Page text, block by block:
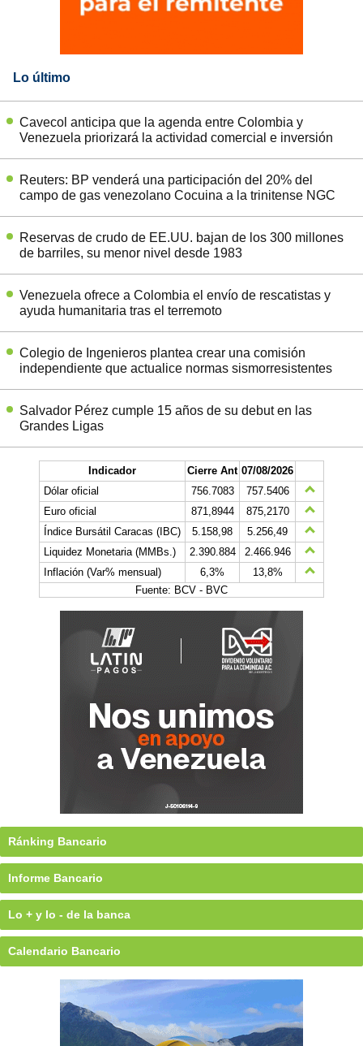
Lo último
Cavecol anticipa que la agenda entre Colombia y
Venezuela priorizará la actividad comercial e inversión
Reuters: BP venderá una participación del 20% del
campo de gas venezolano Cocuina a la trinitense NGC
Reservas de crudo de EE.UU. bajan de los 300 millones
de barriles, su menor nivel desde 1983
Venezuela ofrece a Colombia el envío de rescatistas y
ayuda humanitaria tras el terremoto
Colegio de Ingenieros plantea crear una comisión
independiente que actualice normas sismorresistentes
Salvador Pérez cumple 15 años de su debut en las
Grandes Ligas
Indicador Cierre Ant 07/08/2026
Dólar oficial
756.7083
757.5406
Euro oficial
871,8944
875,2170
Índice Bursátil Caracas (IBC)
5.158,98
5.256,49
Liquidez Monetaria (MMBs.)
2.390.884
2.466.946
Inflación (Var% mensual)
6,3%
13,8%
Fuente: BCV - BVC
Ránking Bancario
Informe Bancario
Lo + y lo - de la banca
Calendario Bancario